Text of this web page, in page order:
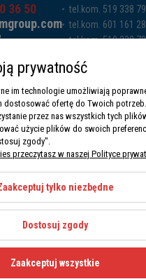
36 50
Zdyb sp. k.
tel.kom. 519 338
tel.kom. 601 161
tel.kom. 519 338
prywatność
im technologie umożliwiają
dostosować ofertę do Twoich
przez nas wszystkich tych
użycie plików do swoich
zgody".
przeczytasz w naszej Polityce
tylko niezbędne
Dostosuj zgody
Zaakceptuj wszystkie